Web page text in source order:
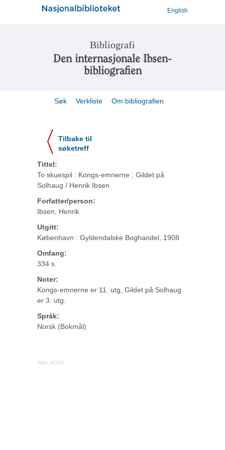
English
Bibliografi
Den internasjonale Ibsen-
bibliografien
Søk Verkliste Om bibliografien
Tilbake til
søketreff
Tittel:
To skuespil : Kongs-emnerne ; Gildet på
Solhaug / Henrik Ibsen
Forfatter/person:
Ibsen, Henrik
Utgitt:
København : Gyldendalske Boghandel, 1908
Omfang:
334 s.
Noter:
Kongs-emnerne er 11. utg, Gildet på Solhaug
er 3. utg.
Språk:
Norsk (Bokmål)
Kilde: MODS